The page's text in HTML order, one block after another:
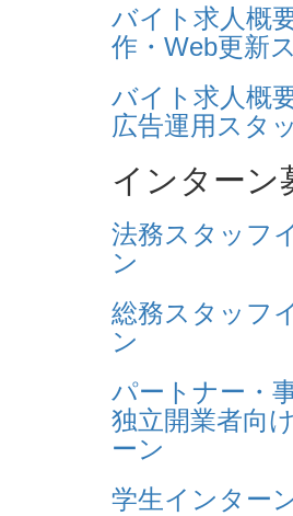
バイト求人概
作・Web更新
バイト求人概
広告運用スタ
インターン
法務スタッフ
ン
総務スタッフ
ン
パートナー・
独立開業者向
ーン
学生インター